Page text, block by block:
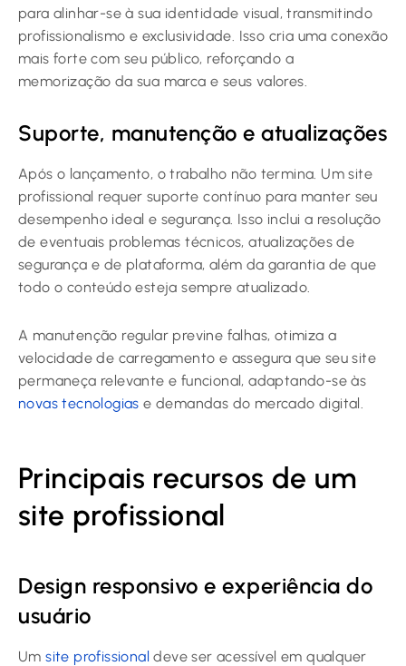
para alinhar-se à sua identidade visual, transmitindo
profissionalismo e exclusividade. Isso cria uma conexão
mais forte com seu público, reforçando a
memorização da sua marca e seus valores.
Suporte, manutenção e atualizações
Após o lançamento, o trabalho não termina. Um site
profissional requer suporte contínuo para manter seu
desempenho ideal e segurança. Isso inclui a resolução
de eventuais problemas técnicos, atualizações de
segurança e de plataforma, além da garantia de que
todo o conteúdo esteja sempre atualizado.
A manutenção regular previne falhas, otimiza a
velocidade de carregamento e assegura que seu site
permaneça relevante e funcional, adaptando-se às
novas tecnologias e demandas do mercado digital.
Principais recursos de um
site profissional
Design responsivo e experiência do
usuário
Umsite profissional deve ser acessível em qualquer